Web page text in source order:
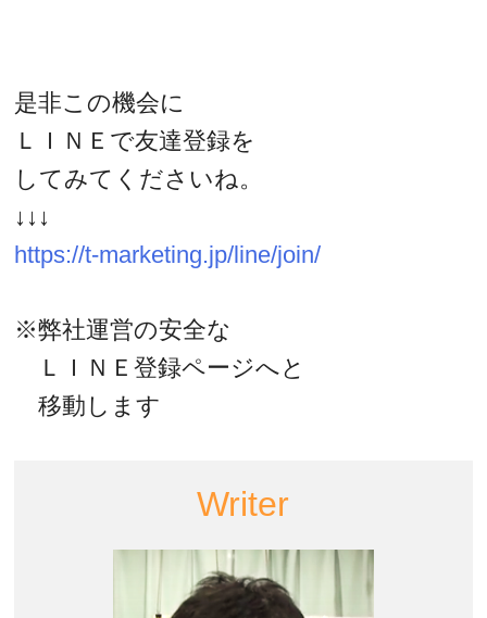
是非この機会に
ＬＩＮＥで友達登録を
してみてくださいね。
↓↓↓
https://t-marketing.jp/line/join/
※弊社運営の安全な
ＬＩＮＥ登録ページへと
移動します
Writer